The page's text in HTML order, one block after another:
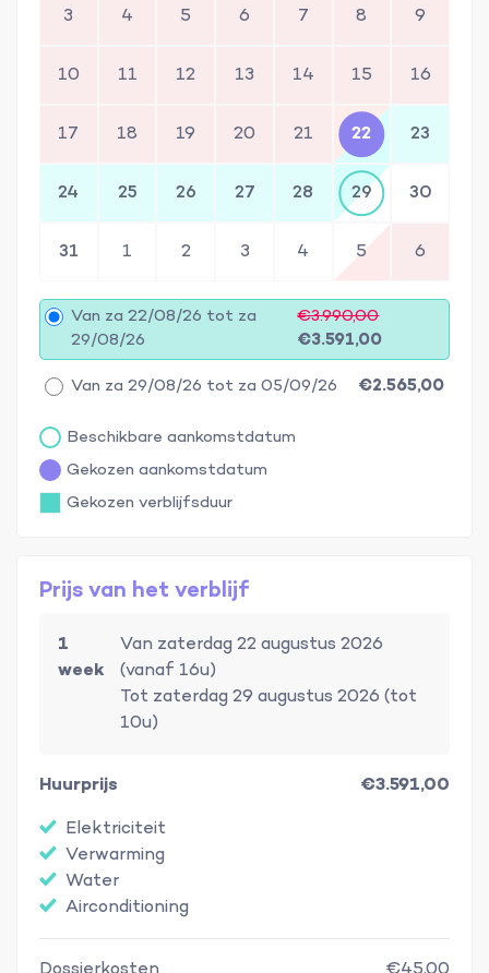
3 4 5 6 7 8 9
10 11 12 13 14 15 16
17 18 19 20 21 22 23
24 25 26 27 28 29 30
31 1 2 3 4 5 6
Van za 22/08/26 tot za
29/08/26
€3.990,00
€3.591,00
Van za 29/08/26 tot za 05/09/26 €2.565,00
Beschikbare aankomstdatum
Gekozen aankomstdatum
Gekozen verblijfsduur
Prijs van het verblijf
1
week
Van zaterdag 22 augustus 2026
(vanaf 16u)
Tot zaterdag 29 augustus 2026 (tot
10u)
Huurprijs
€3.591,00
Elektriciteit
Verwarming
Water
Airconditioning